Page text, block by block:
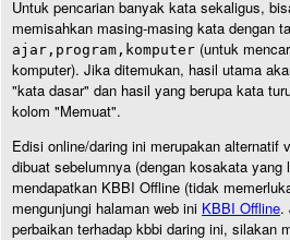
Untuk pencarian banyak kata sekaligus,
memisahkan masing-masing kata dengan
ajar,program,komputer (untuk
komputer). Jika ditemukan, hasil utama
"kata dasar" dan hasil yang berupa kata
kolom "Memuat".
Edisi online/daring ini merupakan alternatif
dibuat sebelumnya (dengan kosakata
mendapatkan KBBI Offline (tidak
mengunjungi halaman web ini KBBI Offline.
perbaikan terhadap kbbi daring ini, silakan